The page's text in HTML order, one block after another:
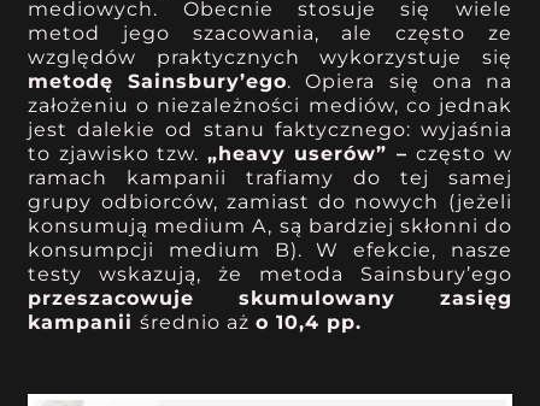
mediowych. Obecnie stosuje się wiele
metod jego szacowania, ale często ze
względów praktycznych wykorzystuje się
metodę Sainsbury’ego. Opiera się ona na
założeniu o niezależności mediów, co jednak
jest dalekie od stanu faktycznego: wyjaśnia
to zjawisko tzw. „heavy userów” –często w
ramach kampanii trafiamy do tej samej
grupy odbiorców, zamiast do nowych (jeżeli
konsumują medium A, są bardziej skłonni do
konsumpcji medium B). W efekcie, nasze
testy wskazują, że metoda Sainsbury’ego
przeszacowuje skumulowany zasięg
kampaniiśrednio ażo 10,4 pp.